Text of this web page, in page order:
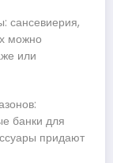
сансевиерия,
можно
или
банки для
придают